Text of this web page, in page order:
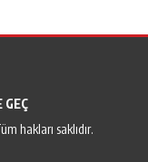
hakları saklıdır.